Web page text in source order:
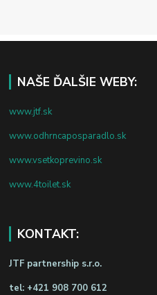
NAŠE ĎALŠIE WEBY:
www.jtf.sk
www.odhrncaposparadlo.sk
www.vsetkoprevino.sk
www.4toilet.sk
KONTAKT:
JTF partnership s.r.o.
tel: +421 908 700 612